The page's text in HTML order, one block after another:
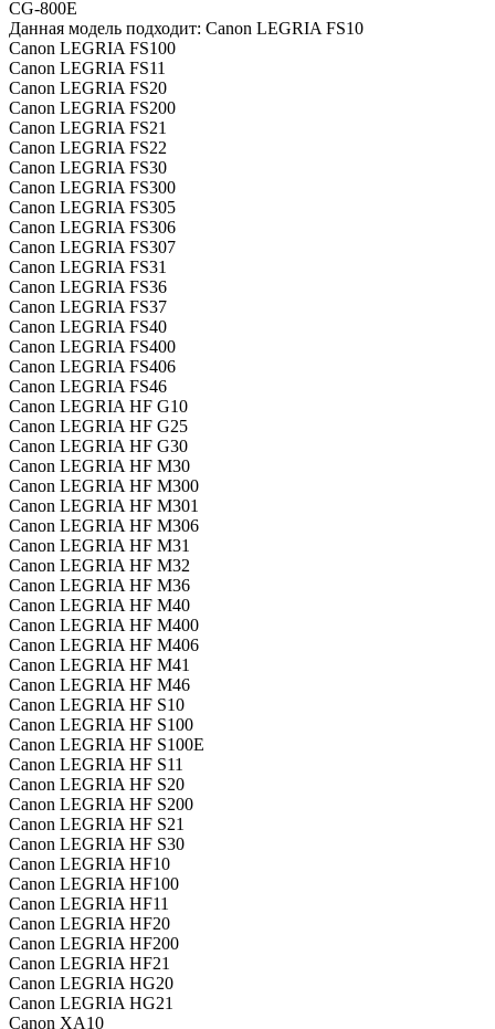
CG-800E
Данная модель подходит: Canon LEGRIA FS10
Canon LEGRIA FS100
Canon LEGRIA FS11
Canon LEGRIA FS20
Canon LEGRIA FS200
Canon LEGRIA FS21
Canon LEGRIA FS22
Canon LEGRIA FS30
Canon LEGRIA FS300
Canon LEGRIA FS305
Canon LEGRIA FS306
Canon LEGRIA FS307
Canon LEGRIA FS31
Canon LEGRIA FS36
Canon LEGRIA FS37
Canon LEGRIA FS40
Canon LEGRIA FS400
Canon LEGRIA FS406
Canon LEGRIA FS46
Canon LEGRIA HF G10
Canon LEGRIA HF G25
Canon LEGRIA HF G30
Canon LEGRIA HF M30
Canon LEGRIA HF M300
Canon LEGRIA HF M301
Canon LEGRIA HF M306
Canon LEGRIA HF M31
Canon LEGRIA HF M32
Canon LEGRIA HF M36
Canon LEGRIA HF M40
Canon LEGRIA HF M400
Canon LEGRIA HF M406
Canon LEGRIA HF M41
Canon LEGRIA HF M46
Canon LEGRIA HF S10
Canon LEGRIA HF S100
Canon LEGRIA HF S100E
Canon LEGRIA HF S11
Canon LEGRIA HF S20
Canon LEGRIA HF S200
Canon LEGRIA HF S21
Canon LEGRIA HF S30
Canon LEGRIA HF10
Canon LEGRIA HF100
Canon LEGRIA HF11
Canon LEGRIA HF20
Canon LEGRIA HF200
Canon LEGRIA HF21
Canon LEGRIA HG20
Canon LEGRIA HG21
Canon XA10